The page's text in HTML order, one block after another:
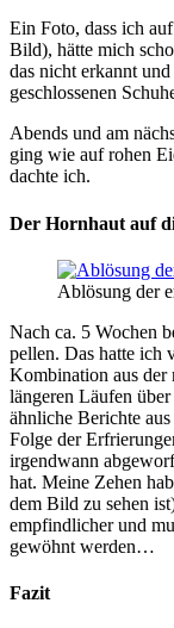
Ein Foto, dass ich
Bild), hätte mich
das nicht erkannt
geschlossenen
Abends und am
ging wie auf rohen
dachte ich.
Der Hornhaut auf
Ablösung der
Nach ca. 5 Wochen
pellen. Das hatte ich
Kombination aus der
längeren Läufen
ähnliche Berichte
Folge der
irgendwann
hat. Meine Zehen
dem Bild zu sehen
empfindlicher und
gewöhnt werden…
Fazit